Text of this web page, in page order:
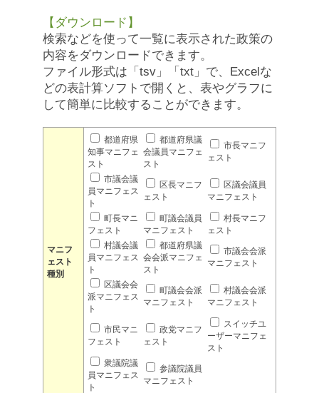
【ダウンロード】
検索などを使って一覧に表示された政策の
内容をダウンロードできます。
ファイル形式は「tsv」「txt」で、Excelな
どの表計算ソフトで開くと、表やグラフに
して簡単に比較することができます。
マニフ
ェスト
種別
都道府県
知事マニフェ
スト
都道府県議
会議員マニフェ
スト
市長マニフ
ェスト
市議会議
員マニフェス
ト
区長マニフ
ェスト
区議会議員
マニフェスト
町長マニ
フェスト
町議会議員
マニフェスト
村長マニフ
ェスト
村議会議
員マニフェス
ト
都道府県議
会会派マニフェ
スト
市議会会派
マニフェスト
区議会会
派マニフェス
ト
町議会会派
マニフェスト
村議会会派
マニフェスト
市民マニ
フェスト
政党マニフ
ェスト
スイッチユ
ーザーマニフェ
スト
衆議院議
員マニフェス
ト
参議院議員
マニフェスト